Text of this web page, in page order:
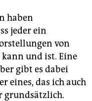
haben
jeder ein
von
kann und ist. Eine
gibt es dabei
eines, das ich auch
grundsätzlich.